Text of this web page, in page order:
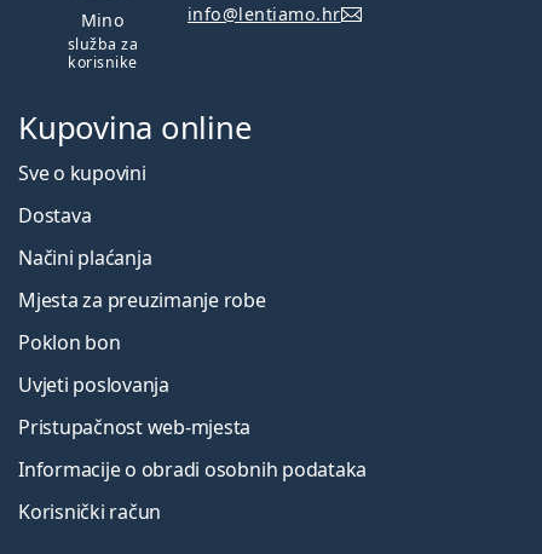
Mino
služba za
korisnike
info@lentiamo.hr
Kupovina online
Sve o kupovini
Dostava
Načini plaćanja
Mjesta za preuzimanje robe
Poklon bon
Uvjeti poslovanja
Pristupačnost web-mjesta
Informacije o obradi osobnih podataka
Korisnički račun